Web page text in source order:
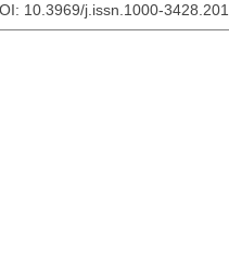
10.3969/j.issn.1000-